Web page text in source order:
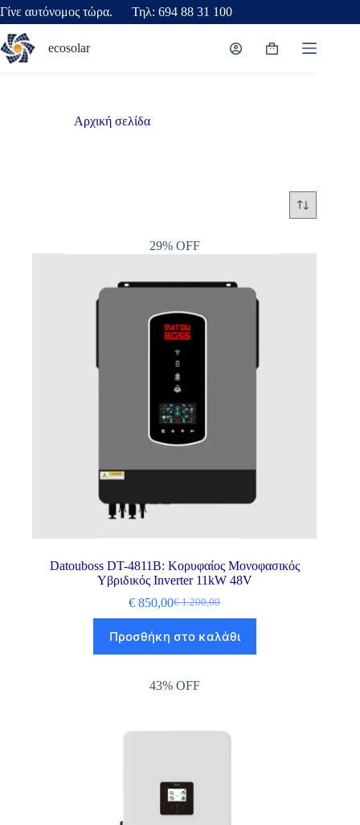
Γίνε αυτόνομος τώρα. Τηλ: 694 88 31 100
ecosolar
Αρχική σελίδα
29% OFF
Datouboss DT-4811B: Κορυφαίος Μονοφασικός
Υβριδικός Inverter 11kW 48V
€1.200,00
€ 850,00
Προσθήκη στο καλάθι
43% OFF